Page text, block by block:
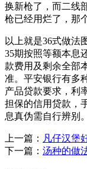
换新枪了，而二线
枪已经用烂了，那
以上就是36式做法
35期按照等额本息
款费用及剩余全部
准。平安银行有多
产品贷款要求，利
担保的信用贷款，
息真伪需自行辨别
上一篇： 凡仔汉堡
下一篇： 汤种的做